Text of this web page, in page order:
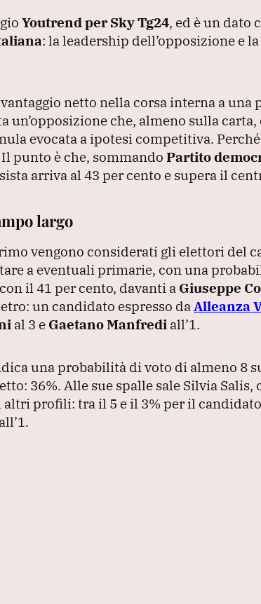
Youtrend per Sky Tg24, ed è un dato
: la leadership dell’opposizione e
netto nella corsa interna a una
un’opposizione che, almeno sulla
evocata a ipotesi competitiva.
Il punto è che, sommando Partito
arriva al 43 per cento e supera il
largo
vengono considerati gli elettori del
a eventuali primarie, con una
il 41 per cento, davanti a Giuseppe
un candidato espresso da Alleanza
al 3 e Gaetano Manfredi all’1.
una probabilità di voto di almeno 8
36%. Alle sue spalle sale Silvia Salis,
profili: tra il 5 e il 3% per il